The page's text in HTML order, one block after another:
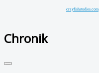
crayfishstudios.com
Chronik